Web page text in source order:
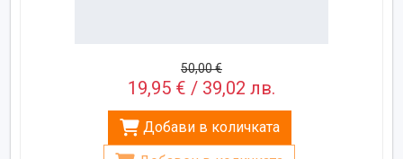
50,00 €
19,95 € / 39,02 лв.
Добави в количката